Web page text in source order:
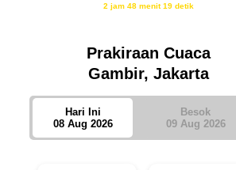
2 jam 48 menit 18 detik
Prakiraan Cuaca
Gambir, Jakarta
Hari Ini
08 Aug 2026
Besok
09 Aug 2026